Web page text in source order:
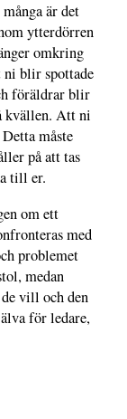
är det
ytterdörren
omkring
blir spottade
föräldrar blir
kvällen. Att ni
måste
på att tas
till er.
om ett
med
problemet
medan
vill och den
för ledare,